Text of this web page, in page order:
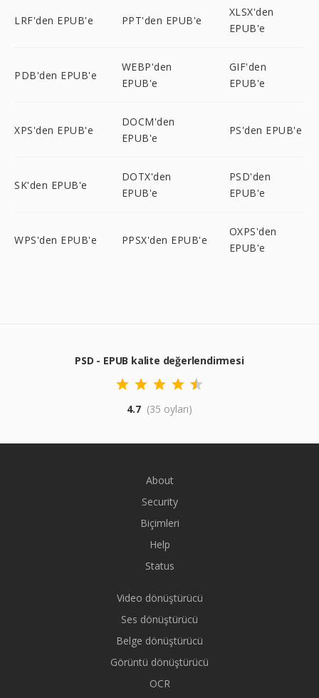
LRF'den EPUB'e PPT'den EPUB'e
XLSX'den
EPUB'e
PDB'den EPUB'e
WEBP'den
EPUB'e
GIF'den
EPUB'e
XPS'den EPUB'e
DOCM'den
EPUB'e
PS'den EPUB'e
SK'den EPUB'e
DOTX'den
EPUB'e
PSD'den
EPUB'e
WPS'den EPUB'e PPSX'den EPUB'e
OXPS'den
EPUB'e
PSD - EPUB kalite değerlendirmesi
4.7 (35 oyları)
About
Security
Biçimleri
Help
Status
Video dönüştürücü
Ses dönüştürücü
Belge dönüştürücü
Görüntü dönüştürücü
OCR